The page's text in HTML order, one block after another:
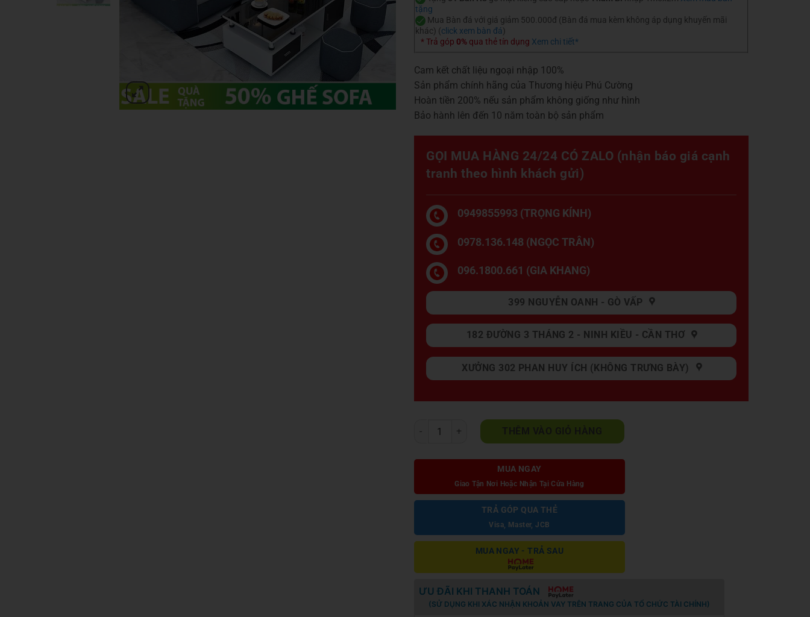
tặng
Mua Bàn đá với giá giảm 500.000đ (Bàn đá mua kèm không áp dụng khuyến mãi
khác) (click xem bàn đá)
* Trả góp 0% qua thẻ tín dụng Xem chi tiết*
Cam kết chất liệu ngoại nhập 100%
Sản phẩm chính hãng của Thương hiệu Phú Cường
Hoàn tiền 200% nếu sản phẩm không giống như hình
Bảo hành lên đến 10 năm toàn bộ sản phẩm
GỌI MUA HÀNG 24/24 CÓ ZALO (nhận báo giá cạnh
tranh theo hình khách gửi)
0949855993 (TRỌNG KÍNH)
0978.136.148 (NGỌC TRÂN)
096.1800.661 (GIA KHANG)
399 NGUYỄN OANH - GÒ VẤP
182 ĐƯỜNG 3 THÁNG 2 - NINH KIỀU - CẦN THƠ
XƯỞNG 302 PHAN HUY ÍCH (KHÔNG TRƯNG BÀY)
Sofa Góc Vải Bố Malaysia Đầu Bật A316 số lượng
MUA NGAY
Giao Tận Nơi Hoặc Nhận Tại Cửa Hàng
TRẢ GÓP QUA THẺ
Visa, Master, JCB
MUA NGAY - TRẢ SAU
ƯU ĐÃI KHI THANH TOÁN
(SỬ DỤNG KHI XÁC NHẬN KHOẢN VAY TRÊN TRANG CỦA TỔ CHỨC TÀI CHÍNH)